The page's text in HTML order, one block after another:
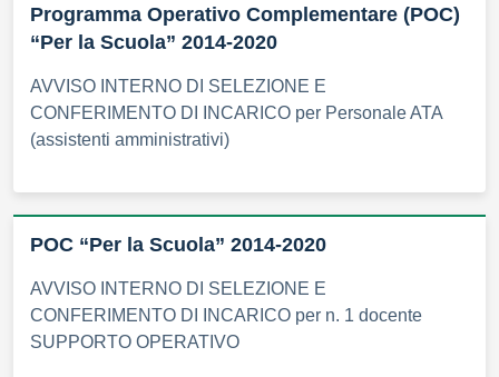
Programma Operativo Complementare (POC)
“Per la Scuola” 2014-2020
AVVISO INTERNO DI SELEZIONE E
CONFERIMENTO DI INCARICO per Personale ATA
(assistenti amministrativi)
POC “Per la Scuola” 2014-2020
AVVISO INTERNO DI SELEZIONE E
CONFERIMENTO DI INCARICO per n. 1 docente
SUPPORTO OPERATIVO